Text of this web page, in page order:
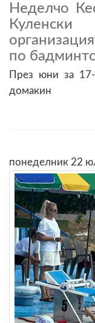
Неделчо
по
През юни за
домакин
понеделник 22